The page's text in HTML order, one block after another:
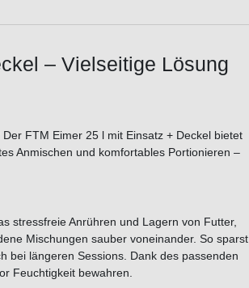
– Vielseitige Lösung
FTM Eimer 25 l mit Einsatz + Deckel bietet
Anmischen und komfortables Portionieren –
stressfreie Anrühren und Lagern von Futter,
Mischungen sauber voneinander. So sparst
bei längeren Sessions. Dank des passenden
Feuchtigkeit bewahren.